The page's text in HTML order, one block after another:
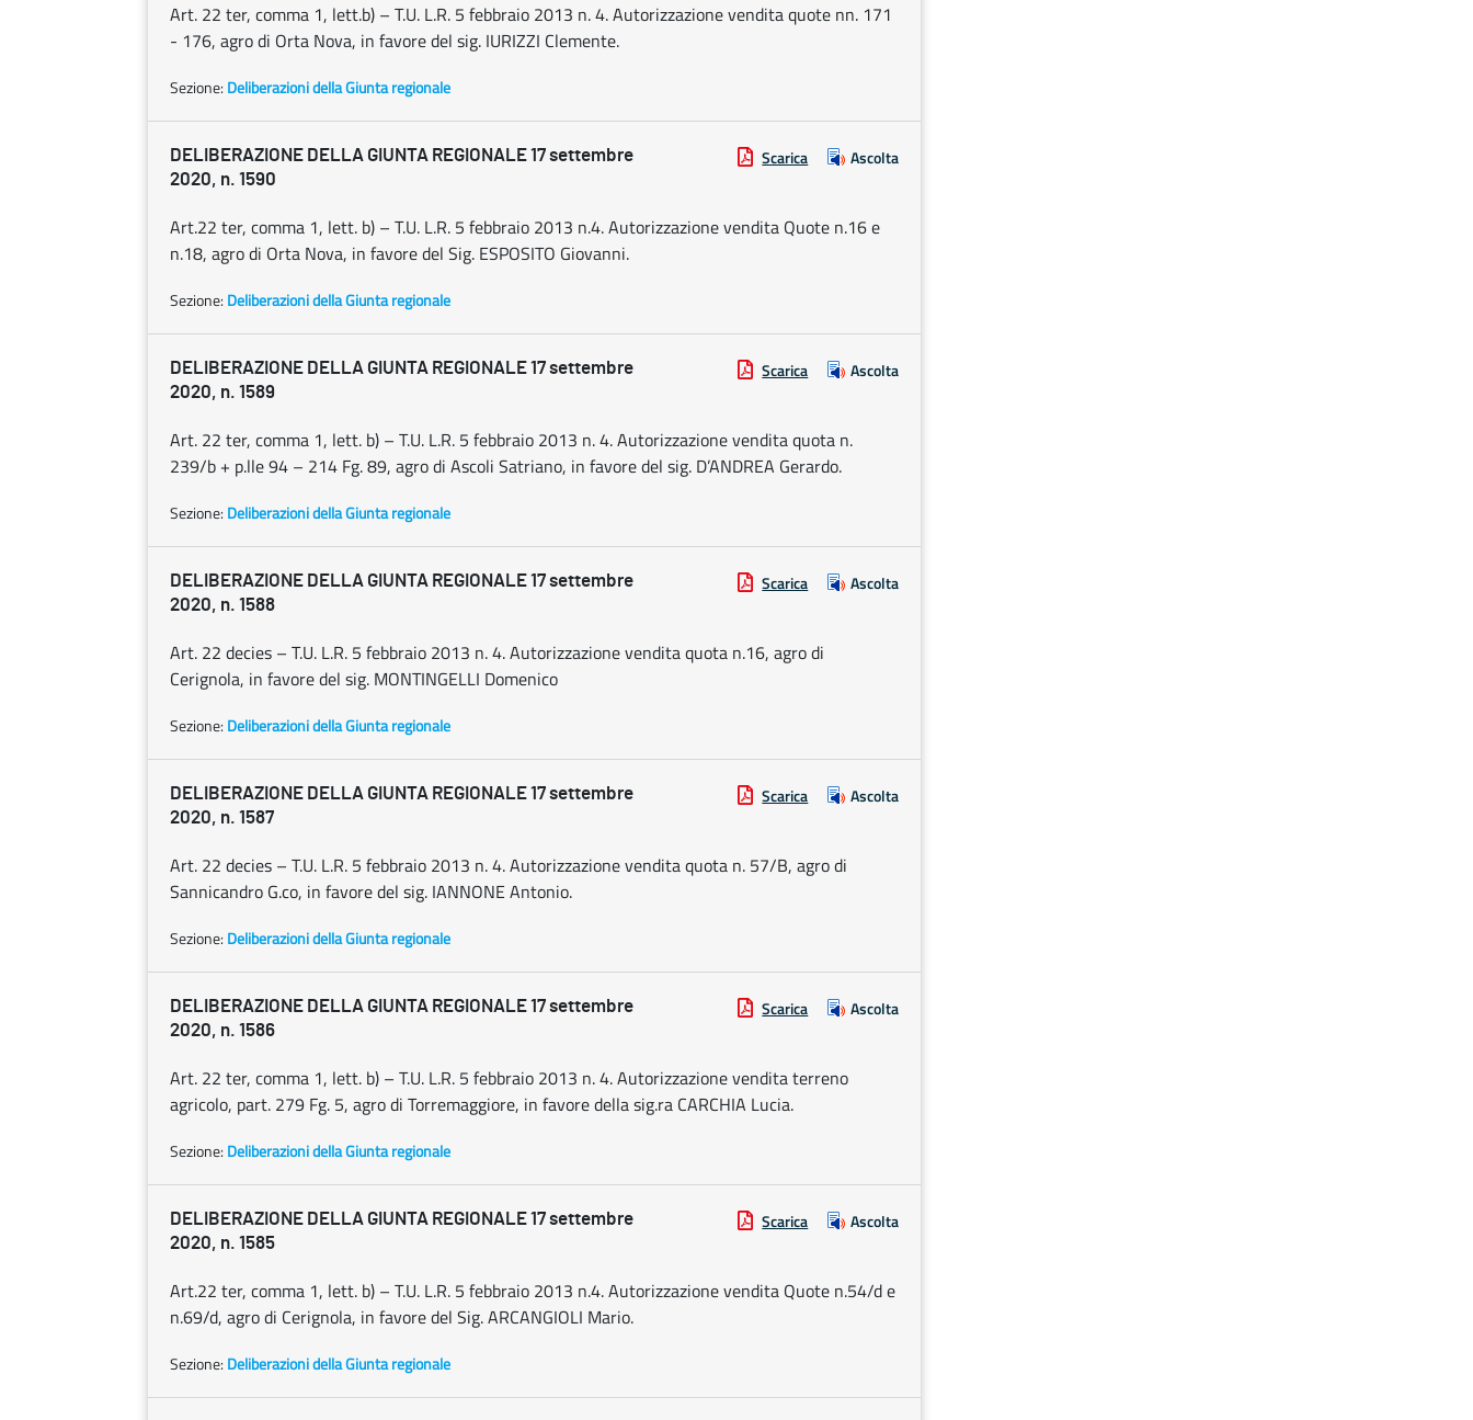
Art. 22 ter, comma 1, lett.b) – T.U. L.R. 5 febbraio 2013 n. 4. Autorizzazione vendita quote nn. 171
- 176, agro di Orta Nova, in favore del sig. IURIZZI Clemente.
Sezione: Deliberazioni della Giunta regionale
DELIBERAZIONE DELLA GIUNTA REGIONALE 17 settembre
2020, n. 1590
Scarica Ascolta
Art.22 ter, comma 1, lett. b) – T.U. L.R. 5 febbraio 2013 n.4. Autorizzazione vendita Quote n.16 e
n.18, agro di Orta Nova, in favore del Sig. ESPOSITO Giovanni.
Sezione: Deliberazioni della Giunta regionale
DELIBERAZIONE DELLA GIUNTA REGIONALE 17 settembre
2020, n. 1589
Scarica Ascolta
Art. 22 ter, comma 1, lett. b) – T.U. L.R. 5 febbraio 2013 n. 4. Autorizzazione vendita quota n.
239/b + p.lle 94 – 214 Fg. 89, agro di Ascoli Satriano, in favore del sig. D’ANDREA Gerardo.
Sezione: Deliberazioni della Giunta regionale
DELIBERAZIONE DELLA GIUNTA REGIONALE 17 settembre
2020, n. 1588
Scarica Ascolta
Art. 22 decies – T.U. L.R. 5 febbraio 2013 n. 4. Autorizzazione vendita quota n.16, agro di
Cerignola, in favore del sig. MONTINGELLI Domenico
Sezione: Deliberazioni della Giunta regionale
DELIBERAZIONE DELLA GIUNTA REGIONALE 17 settembre
2020, n. 1587
Scarica Ascolta
Art. 22 decies – T.U. L.R. 5 febbraio 2013 n. 4. Autorizzazione vendita quota n. 57/B, agro di
Sannicandro G.co, in favore del sig. IANNONE Antonio.
Sezione: Deliberazioni della Giunta regionale
DELIBERAZIONE DELLA GIUNTA REGIONALE 17 settembre
2020, n. 1586
Scarica Ascolta
Art. 22 ter, comma 1, lett. b) – T.U. L.R. 5 febbraio 2013 n. 4. Autorizzazione vendita terreno
agricolo, part. 279 Fg. 5, agro di Torremaggiore, in favore della sig.ra CARCHIA Lucia.
Sezione: Deliberazioni della Giunta regionale
DELIBERAZIONE DELLA GIUNTA REGIONALE 17 settembre
2020, n. 1585
Scarica Ascolta
Art.22 ter, comma 1, lett. b) – T.U. L.R. 5 febbraio 2013 n.4. Autorizzazione vendita Quote n.54/d e
n.69/d, agro di Cerignola, in favore del Sig. ARCANGIOLI Mario.
Sezione: Deliberazioni della Giunta regionale